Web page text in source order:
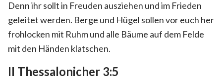
Denn ihr sollt in Freuden ausziehen und im Frieden
geleitet werden. Berge und Hügel sollen vor euch her
frohlocken mit Ruhm und alle Bäume auf dem Felde
mit den Händen klatschen.
II Thessalonicher 3:5